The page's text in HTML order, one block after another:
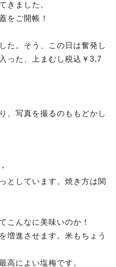
きました。
をご開帳！
た。そう、この日は奮発し
った、上まむし税込￥3,7
、写真を撮るのももどかし
としています。焼き方は関
こんなに美味いのか！
増進させます。米もちょう
高によい塩梅です。